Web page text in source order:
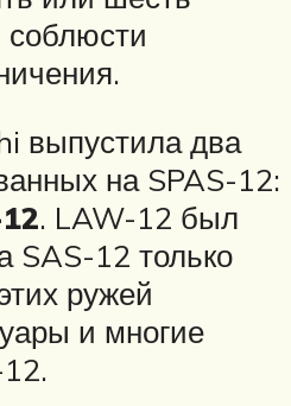
соблюсти
выпустила два
на SPAS-12:
. LAW-12 был
SAS-12 только
ружей
и многие